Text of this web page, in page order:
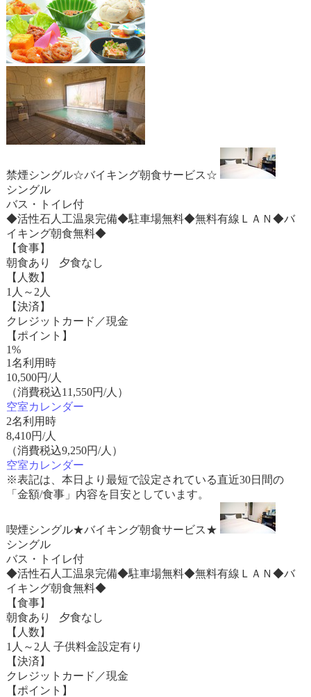
禁煙シングル☆バイキング朝食サービス☆
シングル
バス・トイレ付
◆活性石人工温泉完備◆駐車場無料◆無料有線ＬＡＮ◆バ
イキング朝食無料◆
【食事】
朝食あり 夕食なし
【人数】
1人～2人
【決済】
クレジットカード／現金
【ポイント】
1%
1名利用時
10,500円/人
（消費税込11,550円/人）
空室カレンダー
2名利用時
8,410円/人
（消費税込9,250円/人）
空室カレンダー
※表記は、本日より最短で設定されている直近30日間の
「金額/食事」内容を目安としています。
喫煙シングル★バイキング朝食サービス★
シングル
バス・トイレ付
◆活性石人工温泉完備◆駐車場無料◆無料有線ＬＡＮ◆バ
イキング朝食無料◆
【食事】
朝食あり 夕食なし
【人数】
1人～2人 子供料金設定有り
【決済】
クレジットカード／現金
【ポイント】